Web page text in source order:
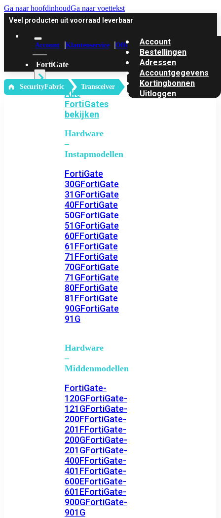
Ga naar hoofdinhoudGa naar voettekst
Veel producten uit voorraad leverbaar
Account Klantenservice Offerte
FortiGate
Alle
FortiGates
bekijken
Hardware
–
Instapmodellen
FortiGate
30GFortiGate
31GFortiGate
40FFortiGate
50GFortiGate
51GFortiGate
60FFortiGate
61FFortiGate
71FFortiGate
70GFortiGate
71GFortiGate
80FFortiGate
81FFortiGate
90GFortiGate
91G
Hardware
–
Middenmodellen
FortiGate-
120GFortiGate-
121GFortiGate-
200FFortiGate-
201FFortiGate-
200GFortiGate-
201GFortiGate-
400FFortiGate-
401FFortiGate-
600EFortiGate-
601EFortiGate-
900GFortiGate-
901G
Account
Bestellingen
Adressen
Accountgegevens
Kortingbonnen
Uitloggen
‎ SecurityFabric Transceiver